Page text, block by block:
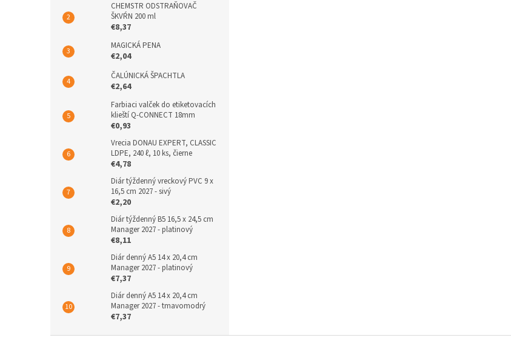
CHEMSTR ODSTRAŇOVAČ
ŠKVŔN 200 ml
€8,37
MAGICKÁ PENA
€2,04
ČALÚNICKÁ ŠPACHTLA
€2,64
Farbiaci valček do etiketovacích
klieští Q-CONNECT 18mm
€0,93
Vrecia DONAU EXPERT, CLASSIC
LDPE, 240 ℓ, 10 ks, čierne
€4,78
Diár týždenný vreckový PVC 9 x
16,5 cm 2027 - sivý
€2,20
Diár týždenný B5 16,5 x 24,5 cm
Manager 2027 - platinový
€8,11
Diár denný A5 14 x 20,4 cm
Manager 2027 - platinový
€7,37
Diár denný A5 14 x 20,4 cm
Manager 2027 - tmavomodrý
€7,37